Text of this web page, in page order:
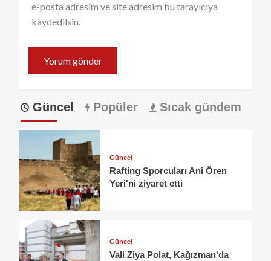
e-posta adresim ve site adresim bu tarayıcıya
kaydedilsin.
Güncel Popüler Sıcak gündem
Güncel
Rafting Sporcuları Ani Ören
Yeri'ni ziyaret etti
Güncel
Vali Ziya Polat, Kağızman'da